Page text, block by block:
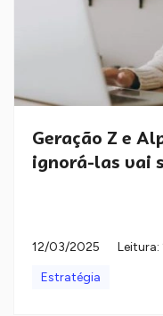
Geração Z e
ignorá-las vai
12/03/2025
Estratégia